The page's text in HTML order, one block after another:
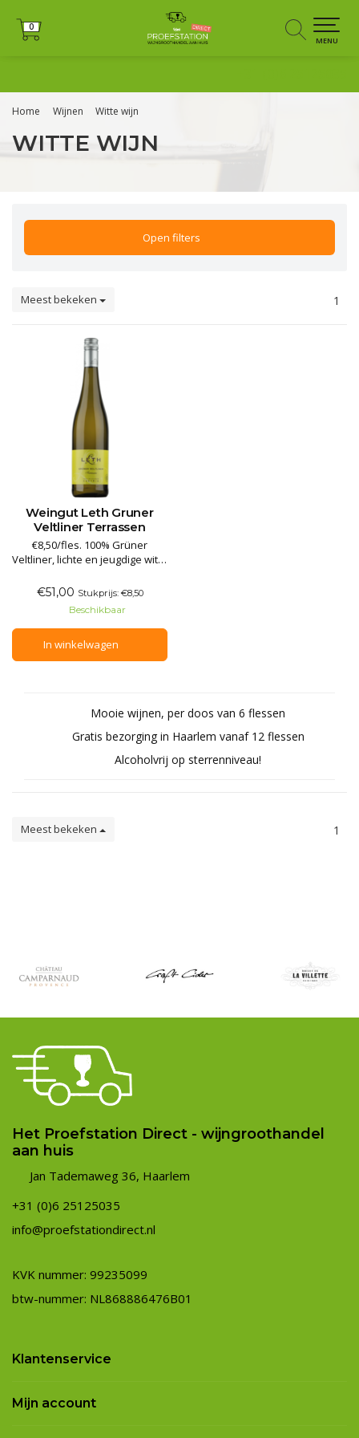
0
0
MENU
Home Wijnen Witte wijn
WITTE WIJN
Open filters
Meest bekeken 1
Weingut Leth Gruner
Veltliner Terrassen
€8,50/fles. 100% Grüner
Veltliner, lichte en jeugdige witte
en citrusvruchten. Deze witte
wijn is fris en verkwikkend in de
mond, met een heerlijk
stimulerende balans van
fruitigheid en zuurgraad,
aangevuld met een afwerking
€51,00 Stukprijs: €8,50
Beschikbaar
In winkelwagen
Mooie wijnen, per doos van 6 flessen
Gratis bezorging in Haarlem vanaf 12 flessen
Alcoholvrij op sterrenniveau!
Meest bekeken 1
Het Proefstation Direct - wijngroothandel
aan huis
Jan Tademaweg 36, Haarlem
+31 (0)6 25125035
info@proefstationdirect.nl
KVK nummer: 99235099
btw-nummer: NL868886476B01
Klantenservice
Mijn account